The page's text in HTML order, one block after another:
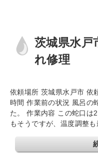
茨城県水戸
れ修理
依頼場所 茨城県水戸市 依
時間 作業前の状況 風呂の
た。 作業内容 この蛇口は
もそうですが、温度調整